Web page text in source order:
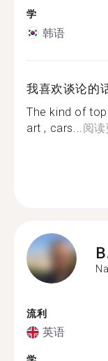
学
韩语
我喜欢谈论的
The kind of
art , cars... 阅读
流利
英语